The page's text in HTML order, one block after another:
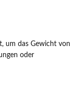
um das Gewicht von
oder